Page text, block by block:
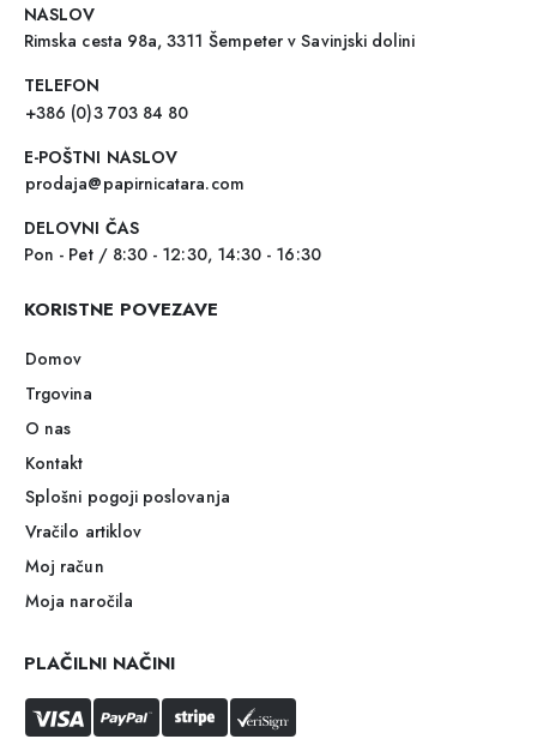
NASLOV
Rimska cesta 98a, 3311 Šempeter v Savinjski dolini
TELEFON
+386 (0)3 703 84 80
E-POŠTNI NASLOV
prodaja@papirnicatara.com
DELOVNI ČAS
Pon - Pet / 8:30 - 12:30, 14:30 - 16:30
KORISTNE POVEZAVE
Domov
Trgovina
O nas
Kontakt
Splošni pogoji poslovanja
Vračilo artiklov
Moj račun
Moja naročila
PLAČILNI NAČINI